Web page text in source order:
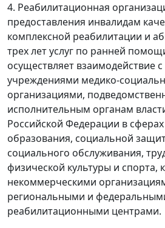
4. Реабилитационная
предоставления инвалидам
комплексной реабилитации и
трех лет услуг по ранней
осуществляет взаимодействие
учреждениями медико-
организациями,
исполнительным органам
Российской Федерации в
образования, социальной
социального обслуживания,
физической культуры и спорта,
некоммерческими
региональными и
реабилитационными центрами.